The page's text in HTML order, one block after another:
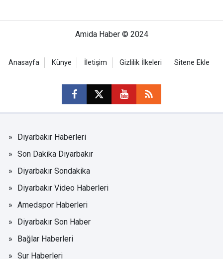
Amida Haber © 2024
Anasayfa Künye İletişim Gizlilik İlkeleri Sitene Ekle
Diyarbakır Haberleri
Son Dakika Diyarbakır
Diyarbakır Sondakika
Diyarbakır Video Haberleri
Amedspor Haberleri
Diyarbakır Son Haber
Bağlar Haberleri
Sur Haberleri